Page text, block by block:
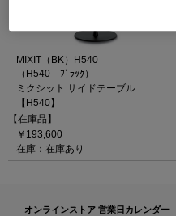
MIXIT（BK）H540
（H540 ﾌﾞﾗｯｸ）
ミクシット サイドテーブル
【H540】
【在庫品】
￥193,600
在庫：在庫あり
オンラインストア 営業日カレンダー